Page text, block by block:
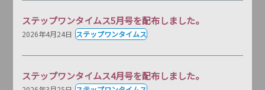
ステップワンタイムス5月号を配布しました。
2026年4月24日 ステップワンタイムス
ステップワンタイムス4月号を配布しました。